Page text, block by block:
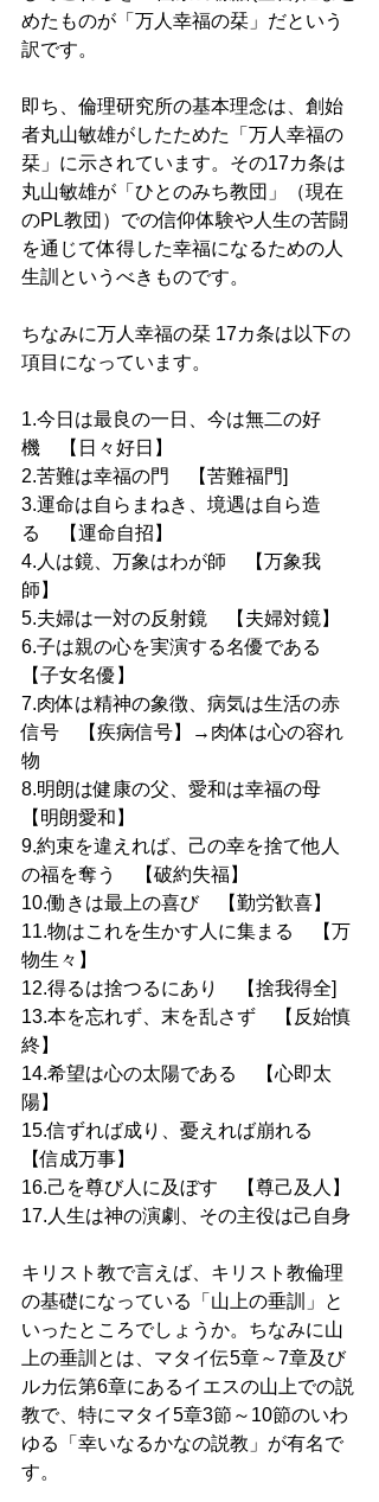
めたものが「万人幸福の栞」だという
訳です。
即ち、倫理研究所の基本理念は、創始
者丸山敏雄がしたためた「万人幸福の
栞」に示されています。その17カ条は
丸山敏雄が「ひとのみち教団」（現在
のPL教団）での信仰体験や人生の苦闘
を通じて体得した幸福になるための人
生訓というべきものです。
ちなみに万人幸福の栞 17カ条は以下の
項目になっています。
1.今日は最良の一日、今は無二の好
機　【日々好日】
2.苦難は幸福の門　【苦難福門]
3.運命は自らまねき、境遇は自ら造
る　【運命自招】
4.人は鏡、万象はわが師　【万象我
師】
5.夫婦は一対の反射鏡　【夫婦対鏡】
6.子は親の心を実演する名優である
【子女名優】
7.肉体は精神の象徴、病気は生活の赤
信号　【疾病信号】→肉体は心の容れ
物
8.明朗は健康の父、愛和は幸福の母
【明朗愛和】
9.約束を違えれば、己の幸を捨て他人
の福を奪う　【破約失福】
10.働きは最上の喜び　【勤労歓喜】
11.物はこれを生かす人に集まる　【万
物生々】
12.得るは捨つるにあり　【捨我得全]
13.本を忘れず、末を乱さず　【反始慎
終】
14.希望は心の太陽である　【心即太
陽】
15.信ずれば成り、憂えれば崩れる
【信成万事】
16.己を尊び人に及ぼす　【尊己及人】
17.人生は神の演劇、その主役は己自身
キリスト教で言えば、キリスト教倫理
の基礎になっている「山上の垂訓」と
いったところでしょうか。ちなみに山
上の垂訓とは、マタイ伝5章～7章及び
ルカ伝第6章にあるイエスの山上での説
教で、特にマタイ5章3節～10節のいわ
ゆる「幸いなるかなの説教」が有名で
す。